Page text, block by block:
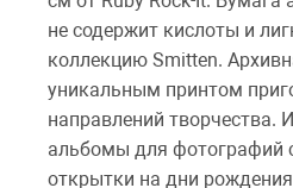
не содержит кислоты и
коллекцию Smitten.
уникальным принтом
направлений творчества.
альбомы для фотографий
открытки на дни